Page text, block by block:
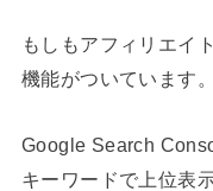
もしもアフィリエイ
機能がついています。
Google Search
キーワードで上位表